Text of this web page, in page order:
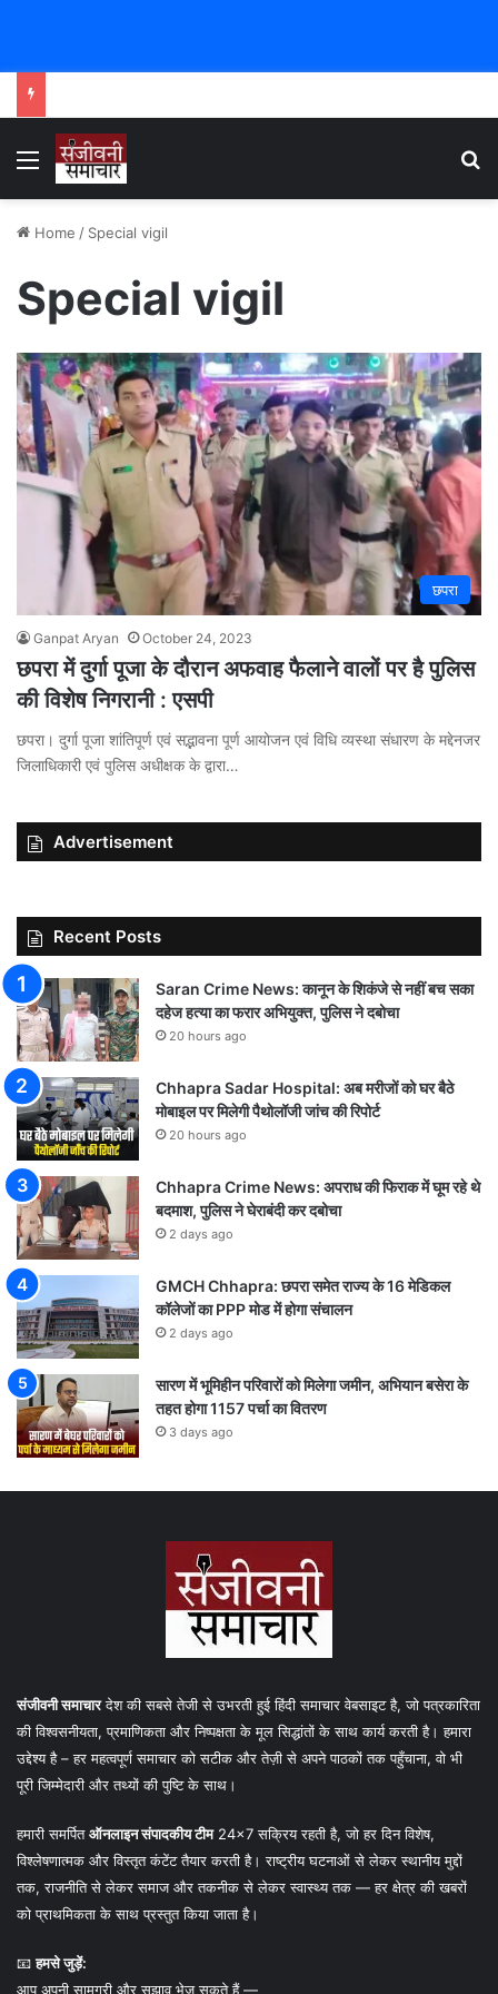
Menu
Home / Special vigil
Special vigil
छपरा
Ganpat Aryan October 24, 2023
छपरा में दुर्गा पूजा के दौरान अफवाह फैलाने वालों पर है पुलिस
की विशेष निगरानी : एसपी
छपरा। दुर्गा पूजा शांतिपूर्ण एवं सद्भावना पूर्ण आयोजन एवं विधि व्यस्था संधारण के मद्देनजर
जिलाधिकारी एवं पुलिस अधीक्षक के द्वारा…
Advertisement
Recent Posts
Saran Crime News: कानून के शिकंजे से नहीं बच सका
दहेज हत्या का फरार अभियुक्त, पुलिस ने दबोचा
20 hours ago
Chhapra Sadar Hospital: अब मरीजों को घर बैठे
मोबाइल पर मिलेगी पैथोलॉजी जांच की रिपोर्ट
20 hours ago
Chhapra Crime News: अपराध की फिराक में घूम रहे थे
बदमाश, पुलिस ने घेराबंदी कर दबोचा
2 days ago
GMCH Chhapra: छपरा समेत राज्य के 16 मेडिकल
कॉलेजों का PPP मोड में होगा संचालन
2 days ago
सारण में भूमिहीन परिवारों को मिलेगा जमीन, अभियान बसेरा के
तहत होगा 1157 पर्चा का वितरण
3 days ago
संजीवनी समाचारदेश की सबसे तेजी से उभरती हुई हिंदी समाचार वेबसाइट है, जो पत्रकारिता
की विश्वसनीयता, प्रमाणिकता और निष्पक्षता के मूल सिद्धांतों के साथ कार्य करती है। हमारा
उद्देश्य है – हर महत्वपूर्ण समाचार को सटीक और तेज़ी से अपने पाठकों तक पहुँचाना, वो भी
पूरी जिम्मेदारी और तथ्यों की पुष्टि के साथ।
हमारी समर्पितऑनलाइन संपादकीय टीम24×7 सक्रिय रहती है, जो हर दिन विशेष,
विश्लेषणात्मक और विस्तृत कंटेंट तैयार करती है। राष्ट्रीय घटनाओं से लेकर स्थानीय मुद्दों
तक, राजनीति से लेकर समाज और तकनीक से लेकर स्वास्थ्य तक — हर क्षेत्र की खबरों
को प्राथमिकता के साथ प्रस्तुत किया जाता है।
📧हमसे जुड़ें:
आप अपनी सामग्री और सुझाव भेज सकते हैं —